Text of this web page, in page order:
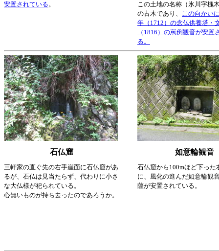
安置されている。
この土地の名称（氷川字槐
の古木であり、 この向かい
年（1712）の念仏供養塔・
（1816）の罵倒観音が安置
る。
石仏窟 如意輪観音
三軒家の直ぐ先の右手崖面に石仏窟があ
るが、石仏は見当たらず、代わりに小さ
な大仏様が祀られている。
心無いものが持ち去ったのであろうか。
石仏窟から100mほど下った
に、風化の進んだ如意輪観
薩が安置されている。